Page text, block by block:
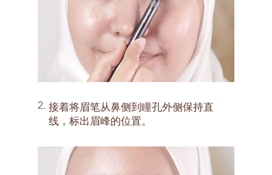
2. 接着将眉笔从鼻侧到瞳孔外侧保持直
线，标出眉峰的位置。